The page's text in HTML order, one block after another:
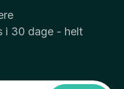
i 30 dage - helt